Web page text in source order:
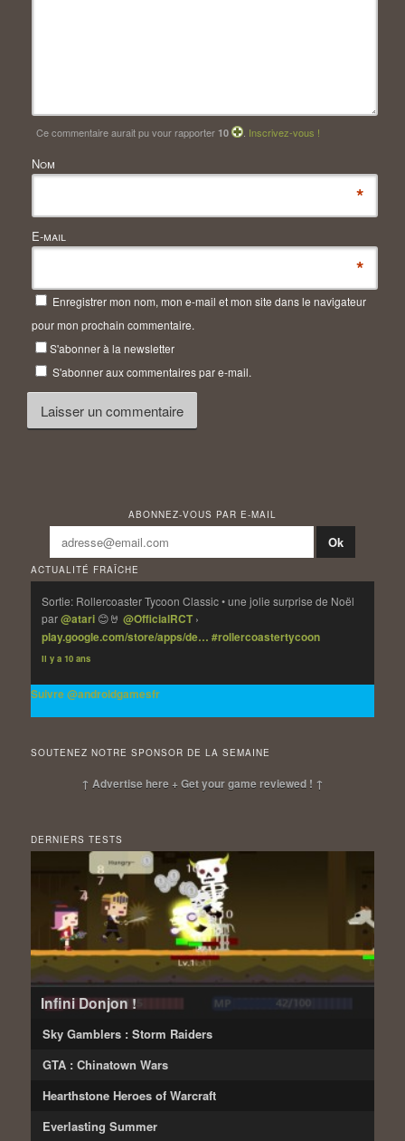
Ce commentaire aurait pu vour rapporter10 Inscrivez-vous !
Nom
*
E-mail
*
Enregistrer mon nom, mon e-mail et mon site dans le navigateur
pour mon prochain commentaire.
S'abonner à la newsletter
S'abonner aux commentaires par e-mail.
ABONNEZ-VOUS PAR E-MAIL
ACTUALITÉ FRAÎCHE
Sortie: Rollercoaster Tycoon Classic • une jolie surprise de Noël
par@atari 😊🤘@OfficialRCT ›
play.google.com/store/apps/de… #rollercoastertycoon
Il y a 10 ans
Suivre @androidgamesfr
SOUTENEZ NOTRE SPONSOR DE LA SEMAINE
↑ Advertise here + Get your game reviewed ! ↑
DERNIERS TESTS
Infini Donjon !
Sky Gamblers : Storm Raiders
GTA : Chinatown Wars
Hearthstone Heroes of Warcraft
Everlasting Summer